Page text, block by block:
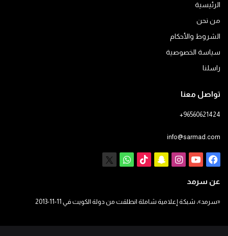
الرئيسية
من نحن
الشروط والأحكام
سياسة الخصوصية
راسلنا
تواصل معنا
+96560621424
info@sarmad.com
فيسبوكيوتيوبانستقرام
سناب ‫TikTokواتساب
عن سرمد
«سرمد»، شبكة إعلامية شاملة انطلقت من دولة الكويت في 11-11-2013